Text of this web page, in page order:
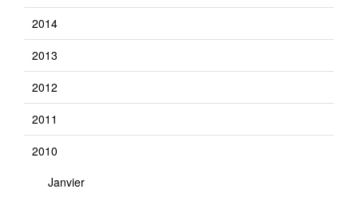
2014
2013
2012
2011
2010
Janvier